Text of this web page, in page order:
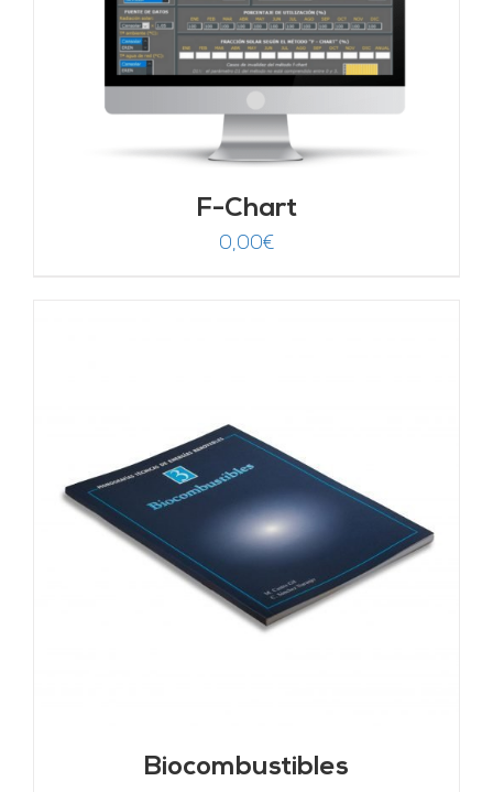
F-Chart
0,00€
Biocombustibles